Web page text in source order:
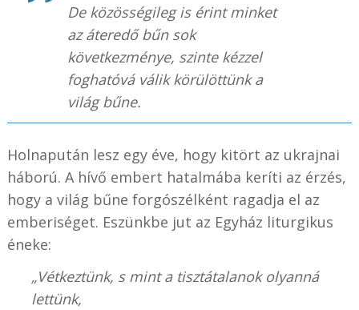
De közösségileg is érint minket
az áteredő bűn sok
következménye, szinte kézzel
foghatóvá válik körülöttünk a
világ bűne.
Holnapután lesz egy éve, hogy kitört az ukrajnai
háború. A hívő embert hatalmába keríti az érzés,
hogy a világ bűne forgószélként ragadja el az
emberiséget. Eszünkbe jut az Egyház liturgikus
éneke:
„Vétkeztünk, s mint a tisztátalanok olyanná
lettünk,